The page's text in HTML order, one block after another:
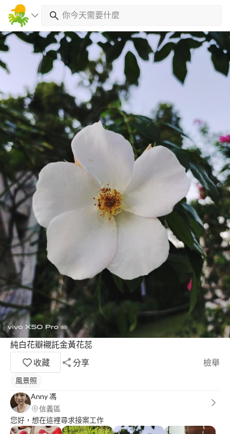
純白花瓣襯託金黃花蕊
收藏
分享 檢舉
風景照
Anny 馮
信義區
您好，想在這裡尋求接案工作